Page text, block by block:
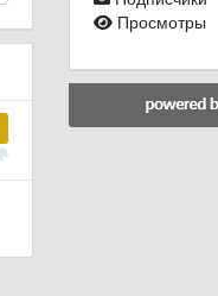
Просмотры